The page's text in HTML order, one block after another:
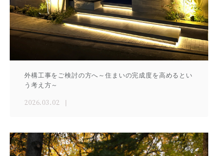
外構工事をご検討の方へ～住まいの完成度を高めるとい
う考え方～
2026.03.02